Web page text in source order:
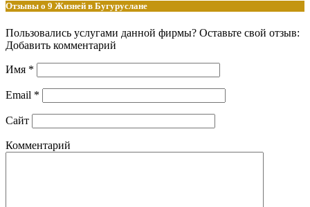
Отзывы о 9 Жизней в Бугуруслане
Пользовались услугами данной фирмы? Оставьте свой отзыв:
Добавить комментарий
Имя *
Email *
Сайт
Комментарий